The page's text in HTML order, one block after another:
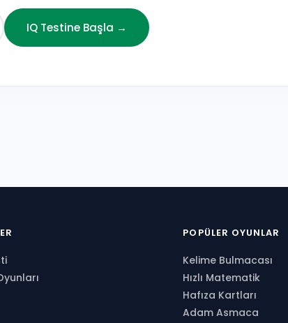
IQ Testine Başla →
POPÜLER OYUNLAR
Kelime Bulmacası
Hızlı Matematik
Hafıza Kartları
Adam Asmaca